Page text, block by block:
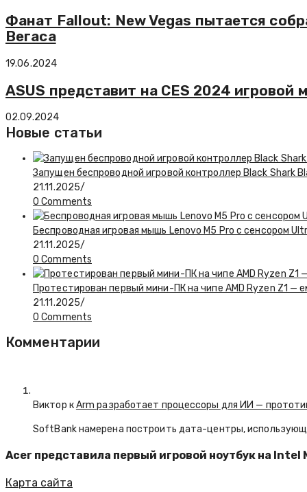
Фанат Fallout: New Vegas пытается
Вегаса
19.06.2024
ASUS представит на CES 2024 игровой
02.09.2024
Новые статьи
Запущен беспроводной игровой контроллер Black Shark
21.11.2025/
0 Comments
Беспроводная игровая мышь Lenovo M5 Pro с сенсором
21.11.2025/
0 Comments
Протестирован первый мини-ПК на чипе AMD Ryzen Z1 —
21.11.2025/
0 Comments
Комментарии
Виктор кArm разработает процессоры для ИИ —
SoftBank намерена построить дата-центры,
Acer представила первый игровой ноутбук на Intel
Карта сайта